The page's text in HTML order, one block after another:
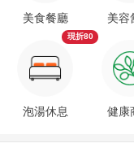
美食餐廳
泡湯休息
現折80
美容
健康